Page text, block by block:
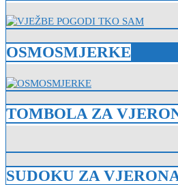
OSMOSMJERKE
TOMBOLA ZA
SUDOKU ZA